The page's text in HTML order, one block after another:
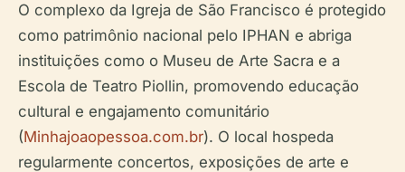
O complexo da Igreja de São Francisco é protegido
como patrimônio nacional pelo IPHAN e abriga
instituições como o Museu de Arte Sacra e a
Escola de Teatro Piollin, promovendo educação
cultural e engajamento comunitário
(Minhajoaopessoa.com.br). O local hospeda
regularmente concertos, exposições de arte e